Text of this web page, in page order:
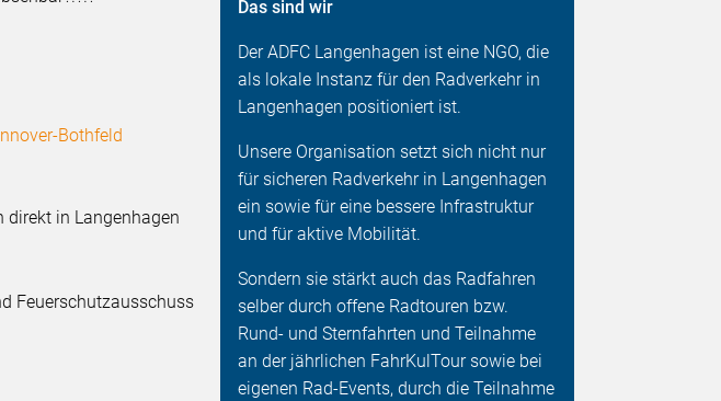
Das sind wir
Der ADFC Langenhagen ist eine NGO, die
als lokale Instanz für den Radverkehr in
Langenhagen positioniert ist.
Unsere Organisation setzt sich nicht nur
für sicheren Radverkehr in Langenhagen
ein sowie für eine bessere Infrastruktur
und für aktive Mobilität.
Sondern sie stärkt auch das Radfahren
selber durch offene Radtouren bzw.
Rund- und Sternfahrten und Teilnahme
an der jährlichen FahrKulTour sowie bei
eigenen Rad-Events, durch die Teilnahme
Bothfeld
direkt in Langenhagen
Feuerschutzausschuss